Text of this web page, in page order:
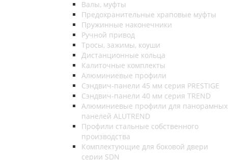
Валы, муфты
Предохранительные храповые муфты
Пружинные наконечники
Ручной привод
Тросы, зажимы, коуши
Дистанционные кольца
Калиточные комплекты
Алюминиевые профили
Сэндвич-панели 45 мм серия PRESTIGE
Сэндвич-панели 40 мм серия TREND
Алюминиевые профили для панорамных
панелей ALUTREND
Профили стальные собственного
производства
Комплектующие для боковой двери
серии SDN